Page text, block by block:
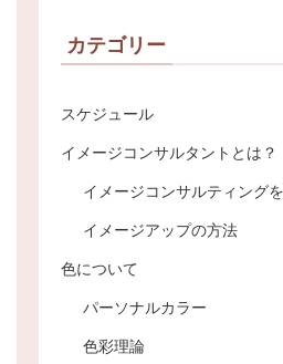
カテゴリー
スケジュール
イメージコンサルタントとは？
イメージコンサルティング
イメージアップの方法
色について
パーソナルカラー
色彩理論